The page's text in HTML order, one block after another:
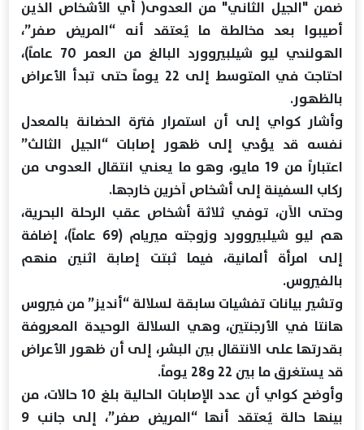
ضمن "الجيل الثاني" من العدوى( أي الأشخاص الذين
أصيبوا بعد مخالطة ما يُعتقد أنه “المريض صفر”،
الهولندي ليو شيلبيروورد البالغ من العمر 70 عاماً)،
احتاجت في المتوسط إلى 22 يوماً حتى تبدأ الأعراض
بالظهور.
وأشار كواي إلى أن استمرار فترة الحضانة بالمعدل
نفسه قد يؤدي إلى ظهور إصابات “الجيل الثالث”
اعتباراً من 19 مايو، وهو ما يعني انتقال العدوى من
ركاب السفينة إلى أشخاص آخرين خارجها.
وحتى الآن، توفي ثلاثة أشخاص عقب الرحلة البحرية،
هم ليو شيلبيروورد وزوجته ميريام (69 عاماً)، إضافة
إلى امرأة ألمانية، فيما ثبتت إصابة اثنين منهم
بالفيروس.
وتشير بيانات تفشيات سابقة لسلالة “أنديز” من فيروس
هانتا في الأرجنتين، وهي السلالة الوحيدة المعروفة
بقدرتها على الانتقال بين البشر، إلى أن ظهور الأعراض
قد يستغرق ما بين 22 و28 يوماً.
وأوضح كواي أن عدد الإصابات الحالية بلغ 10 حالات، من
بينها حالة يُعتقد أنها “المريض صفر”، إلى جانب 9